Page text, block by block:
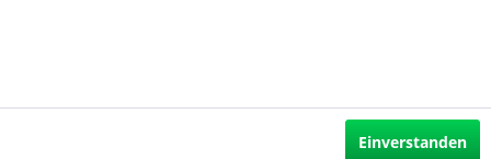
Einverstanden